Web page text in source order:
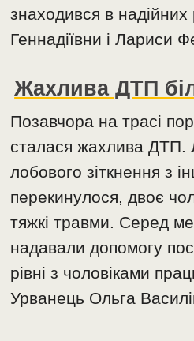
знаходився в надійних
Геннадіївни і Лариси
Жахлива ДТП
Позавчора на трасі
сталася жахлива ДТП.
лобового зіткнення з
перекинулося, двоє
тяжкі травми. Серед
надавали допомогу
рівні з чоловіками
Урванець Ольга